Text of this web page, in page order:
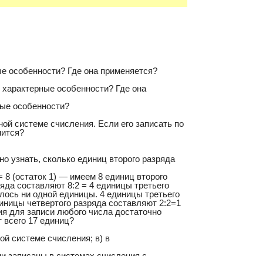
особенности? Где она применяется?
особенности? Где она
особенности?
системе счисления. Если его записать по
узнать, сколько единиц второго разряда
8 (остаток 1) — имеем 8 единиц второго
составляют 8:2 = 4 единицы третьего
ни одной единицы. 4 единицы третьего
четвертого разряда составляют 2:2=1
для записи любого числа достаточно
17 единиц?
системе счисления; в) в